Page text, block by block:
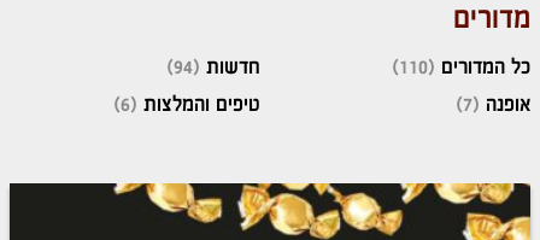
מדורים
כל המדורים (110)
אופנה (7)
חדשות (94)
טיפים והמלצות (6)